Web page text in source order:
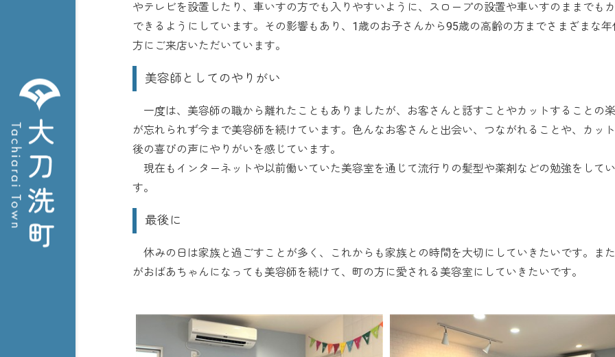
やテレビを設置したり、車いすの方でも入りやすいように、スロープの設置や車いすのままでも
できるようにしています。その影響もあり、1歳のお子さんから95歳の高齢の方までさまざまな年
方にご来店いただいています。
美容師としてのやりがい
一度は、美容師の職から離れたこともありましたが、お客さんと話すことやカットすることの
が忘れられず今まで美容師を続けています。色んなお客さんと出会い、つながれることや、カッ
後の喜びの声にやりがいを感じています。
現在もインターネットや以前働いていた美容室を通じて流行りの髪型や薬剤などの勉強をして
す。
最後に
休みの日は家族と過ごすことが多く、これからも家族との時間を大切にしていきたいです。ま
がおばあちゃんになっても美容師を続けて、町の方に愛される美容室にしていきたいです。